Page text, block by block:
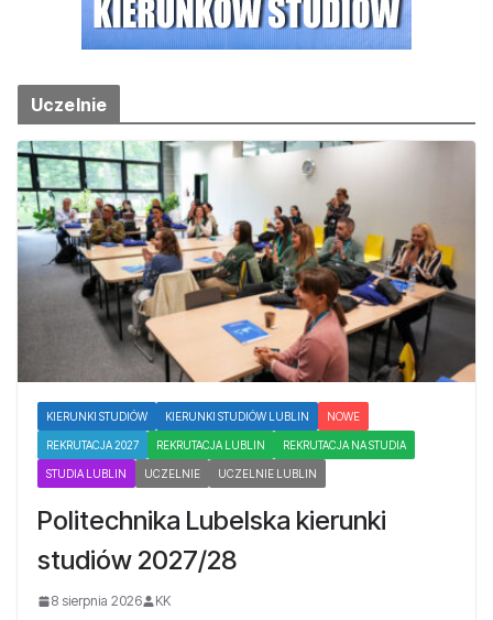
Uczelnie
KIERUNKI STUDIÓW KIERUNKI STUDIÓW LUBLIN NOWE
REKRUTACJA 2027 REKRUTACJA LUBLIN REKRUTACJA NA STUDIA
STUDIA LUBLIN UCZELNIE UCZELNIE LUBLIN
Politechnika Lubelska kierunki
studiów 2027/28
8 sierpnia 2026 KK